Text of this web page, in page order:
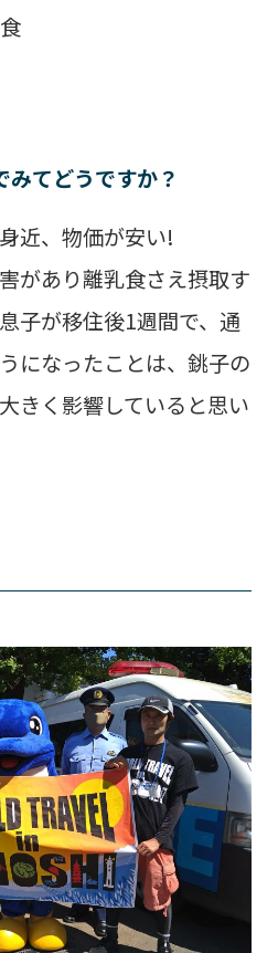
みてどうですか？
近、物価が安い!
があり離乳食さえ摂取す
子が移住後1週間で、通
になったことは、銚子の
きく影響していると思い